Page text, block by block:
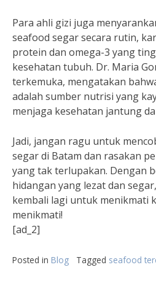
Para ahli gizi juga
seafood segar secara rutin,
protein dan omega-3 yang
kesehatan tubuh. Dr. Maria
terkemuka, mengatakan
adalah sumber nutrisi yang
menjaga kesehatan jantung
Jadi, jangan ragu untuk
segar di Batam dan rasakan
yang tak terlupakan. Dengan
hidangan yang lezat dan
kembali lagi untuk menikmati
menikmati!
[ad_2]
Posted in Blog Tagged seafood